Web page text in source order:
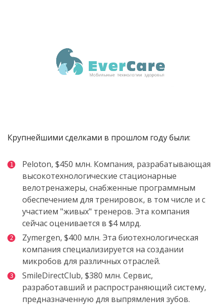
Крупнейшими сделками в прошлом году были:
Peloton, $450 млн. Компания, разрабатывающая
высокотехнологические стационарные
велотренажеры, снабженные программным
обеспечением для тренировок, в том числе и с
участием "живых" тренеров. Эта компания
сейчас оценивается в $4 млрд.
Zymergen, $400 млн. Эта биотехнологическая
компания специализируется на создании
микробов для различных отраслей.
SmileDirectClub, $380 млн. Сервис,
разработавший и распространяющий систему,
предназначенную для выпрямления зубов.